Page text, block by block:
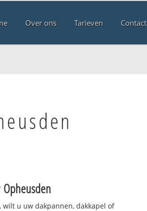
Over ons Tarieven Contact
Opheusden
u uw dakpannen, dakkapel of